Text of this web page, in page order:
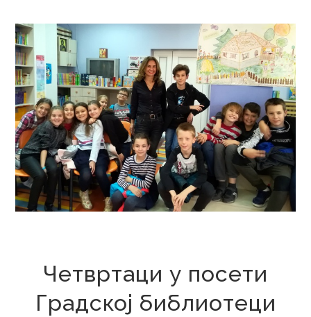
Четвртаци у посети
Градској библиотеци